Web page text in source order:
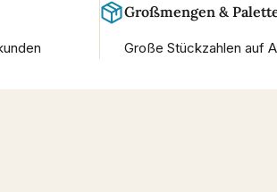
Großmengen &
Große Stückzahlen auf